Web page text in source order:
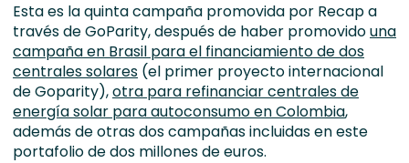
Esta es la quinta campaña promovida por Recap a
través de GoParity, después de haber promovidouna
campaña en Brasil para el financiamiento de dos
centrales solares (el primer proyecto internacional
de Goparity),otra para refinanciar centrales de
energía solar para autoconsumo en Colombia,
además de otras dos campañas incluidas en este
portafolio de dos millones de euros.